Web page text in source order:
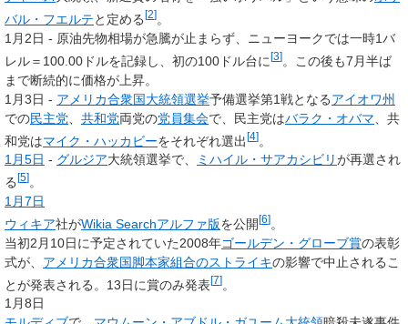
バル・フエルテと定める [2] 。
1月2日 - 原油先物相場が急騰が止まらず、ニューヨークでは一時1バ
レル＝100.00ドルを記録し、初の100ドル台に[3]。この後も7月半ば
まで断続的に価格が上昇。
1月3日 - アメリカ合衆国大統領選挙予備選挙第1戦となるアイオワ州
での民主党 共和党両党の党員集会で、民主党はバラク・オバマ 、共
和党はマイク・ハッカビーをそれぞれ選出[4]。
1月5日 - グルジア大統領選挙で、 ミハイル・サアカシビリが再選され
る [5] 。
1月7日
ウィキア社がWikia Searchアルファ版を公開[6]。
当初2月10日に予定されていた2008年ゴールデン・グローブ賞の表彰
式が、 アメリカ合衆国脚本家組合のストライキの影響で中止されるこ
とが発表される。13日に賞のみ発表[7]。
1月8日